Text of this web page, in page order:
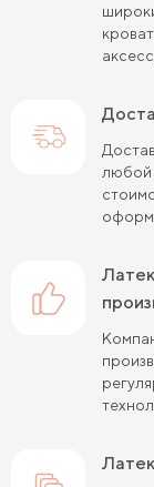
Пружинные
Матрасы
Пружинные
Пружинные
Матрасы
Пружинные
Жесткие
Матрасы
любой
латексные матрасы 160х200 от
латексные матрасы 160х200 в